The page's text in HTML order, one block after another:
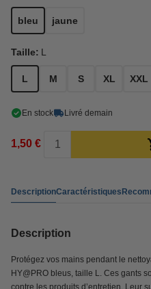
bleu jaune
Taille: L
L M S XL XXL
En stock Livré demain
1,50 €
DescriptionCaractéristiques
Description
Protégez vos mains pendant le
HY@PRO bleus, taille L. Ces gants
contre les produits d’entretien. Leur